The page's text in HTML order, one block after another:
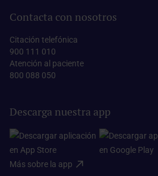
Contacta con nosotros
Citación telefónica
900 111 010
Atención al paciente
800 088 050
Descarga nuestra app
Más sobre la app​